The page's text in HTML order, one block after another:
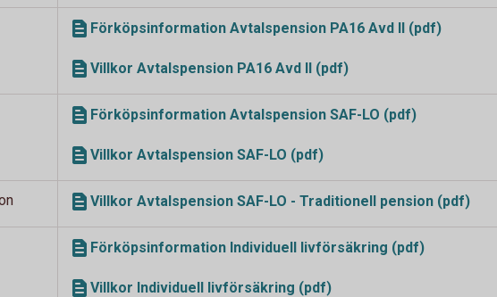
Förköpsinformation Avtalspension PA16 Avd II (pdf)
Villkor Avtalspension PA16 Avd II (pdf)
Förköpsinformation Avtalspension SAF-LO (pdf)
Villkor Avtalspension SAF-LO (pdf)
Villkor Avtalspension SAF-LO - Traditionell pension (pdf)
Förköpsinformation Individuell livförsäkring (pdf)
Villkor Individuell livförsäkring (pdf)